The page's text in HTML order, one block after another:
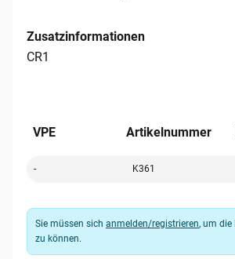
Zusatzinformationen
CR1
VPE Artikelnummer
- K361
Sie müssen sich anmelden/registrieren, um die
zu können.